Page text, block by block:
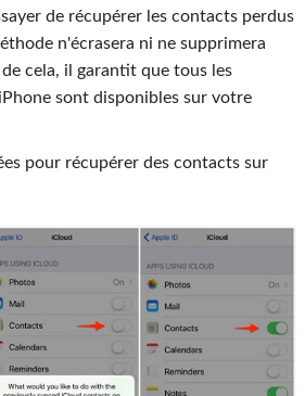
de récupérer les contacts perdus
n'écrasera ni ne supprimera
cela, il garantit que tous les
sont disponibles sur votre
pour récupérer des contacts sur